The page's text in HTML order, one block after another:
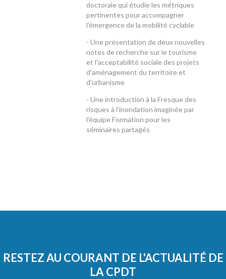
doctorale qui étudie les métriques
pertinentes pour accompagner
l'émergence de la mobilité cyclable
- Une présentation de deux nouvelles
notes de recherche sur le tourisme
et l'acceptabilité sociale des projets
d'aménagement du territoire et
d'urbanisme
- Une introduction à la Fresque des
risques à l'inondation imaginée par
l'équipe Formation pour les
séminaires partagés
RESTEZ AU COURANT DE L'ACTUALITÉ DE
LA CPDT